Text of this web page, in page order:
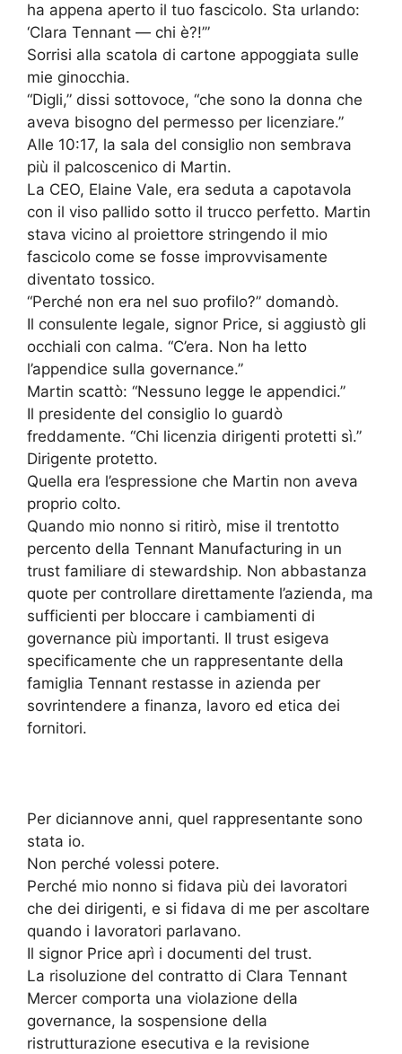
ha appena aperto il tuo fascicolo. Sta urlando:
‘Clara Tennant — chi è?!’”
Sorrisi alla scatola di cartone appoggiata sulle
mie ginocchia.
“Digli,” dissi sottovoce, “che sono la donna che
aveva bisogno del permesso per licenziare.”
Alle 10:17, la sala del consiglio non sembrava
più il palcoscenico di Martin.
La CEO, Elaine Vale, era seduta a capotavola
con il viso pallido sotto il trucco perfetto. Martin
stava vicino al proiettore stringendo il mio
fascicolo come se fosse improvvisamente
diventato tossico.
“Perché non era nel suo profilo?” domandò.
Il consulente legale, signor Price, si aggiustò gli
occhiali con calma. “C’era. Non ha letto
l’appendice sulla governance.”
Martin scattò: “Nessuno legge le appendici.”
Il presidente del consiglio lo guardò
freddamente. “Chi licenzia dirigenti protetti sì.”
Dirigente protetto.
Quella era l’espressione che Martin non aveva
proprio colto.
Quando mio nonno si ritirò, mise il trentotto
percento della Tennant Manufacturing in un
trust familiare di stewardship. Non abbastanza
quote per controllare direttamente l’azienda, ma
sufficienti per bloccare i cambiamenti di
governance più importanti. Il trust esigeva
specificamente che un rappresentante della
famiglia Tennant restasse in azienda per
sovrintendere a finanza, lavoro ed etica dei
fornitori.
Per diciannove anni, quel rappresentante sono
stata io.
Non perché volessi potere.
Perché mio nonno si fidava più dei lavoratori
che dei dirigenti, e si fidava di me per ascoltare
quando i lavoratori parlavano.
Il signor Price aprì i documenti del trust.
La risoluzione del contratto di Clara Tennant
Mercer comporta una violazione della
governance, la sospensione della
ristrutturazione esecutiva e la revisione